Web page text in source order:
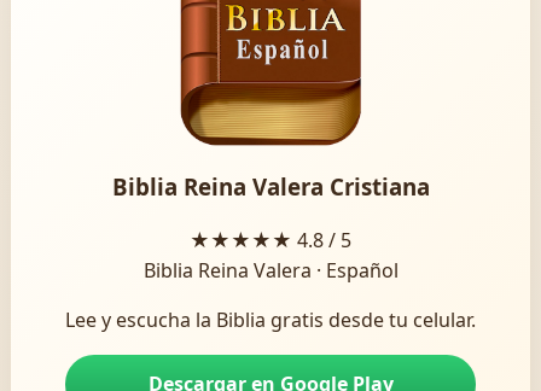
Biblia Reina Valera Cristiana
★★★★★ 4.8 / 5
Biblia Reina Valera · Español
Lee y escucha la Biblia gratis desde tu celular.
Descargar en Google Play